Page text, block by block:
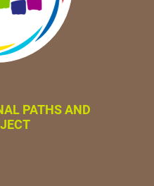
PATHS AND